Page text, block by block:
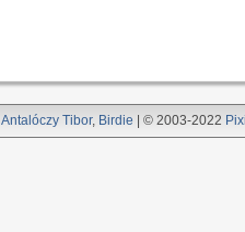
Antalóczy Tibor, Birdie | © 2003-2022